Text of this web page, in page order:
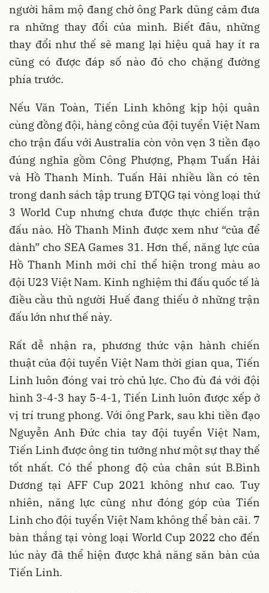
người hâm mộ đang chờ ông Park dũng cảm đưa
ra những thay đổi của mình. Biết đâu, những
thay đổi như thế sẽ mang lại hiệu quả hay ít ra
cũng có được đáp số nào đó cho chặng đường
phía trước.
Nếu Văn Toàn, Tiến Linh không kịp hội quân
cùng đồng đội, hàng công của đội tuyển Việt Nam
cho trận đấu với Australia còn vỏn vẹn 3 tiền đạo
đúng nghĩa gồm Công Phượng, Phạm Tuấn Hải
và Hồ Thanh Minh. Tuấn Hải nhiều lần có tên
trong danh sách tập trung ĐTQG tại vòng loại thứ
3 World Cup nhưng chưa được thực chiến trận
đấu nào. Hồ Thanh Minh được xem như “của để
dành” cho SEA Games 31. Hơn thế, năng lực của
Hồ Thanh Minh mới chỉ thể hiện trong màu ao
đội U23 Việt Nam. Kinh nghiệm thi đấu quốc tế là
điều cầu thủ người Huế đang thiếu ở những trận
đấu lớn như thế này.
Rất dễ nhận ra, phương thức vận hành chiến
thuật của đội tuyển Việt Nam thời gian qua, Tiến
Linh luôn đóng vai trò chủ lực. Cho đù đá với đội
hình 3-4-3 hay 5-4-1, Tiến Linh luôn được xếp ở
vị trí trung phong. Với ông Park, sau khi tiền đạo
Nguyễn Anh Đức chia tay đội tuyển Việt Nam,
Tiến Linh được ông tin tưởng như một sự thay thế
tốt nhất. Có thể phong độ của chân sút B.Bình
Dương tại AFF Cup 2021 không như cao. Tuy
nhiên, năng lực cũng như đóng góp của Tiến
Linh cho đội tuyển Việt Nam không thể bàn cãi. 7
bàn thắng tại vòng loại World Cup 2022 cho đến
lúc này đã thể hiện được khả năng săn bàn của
Tiến Linh.